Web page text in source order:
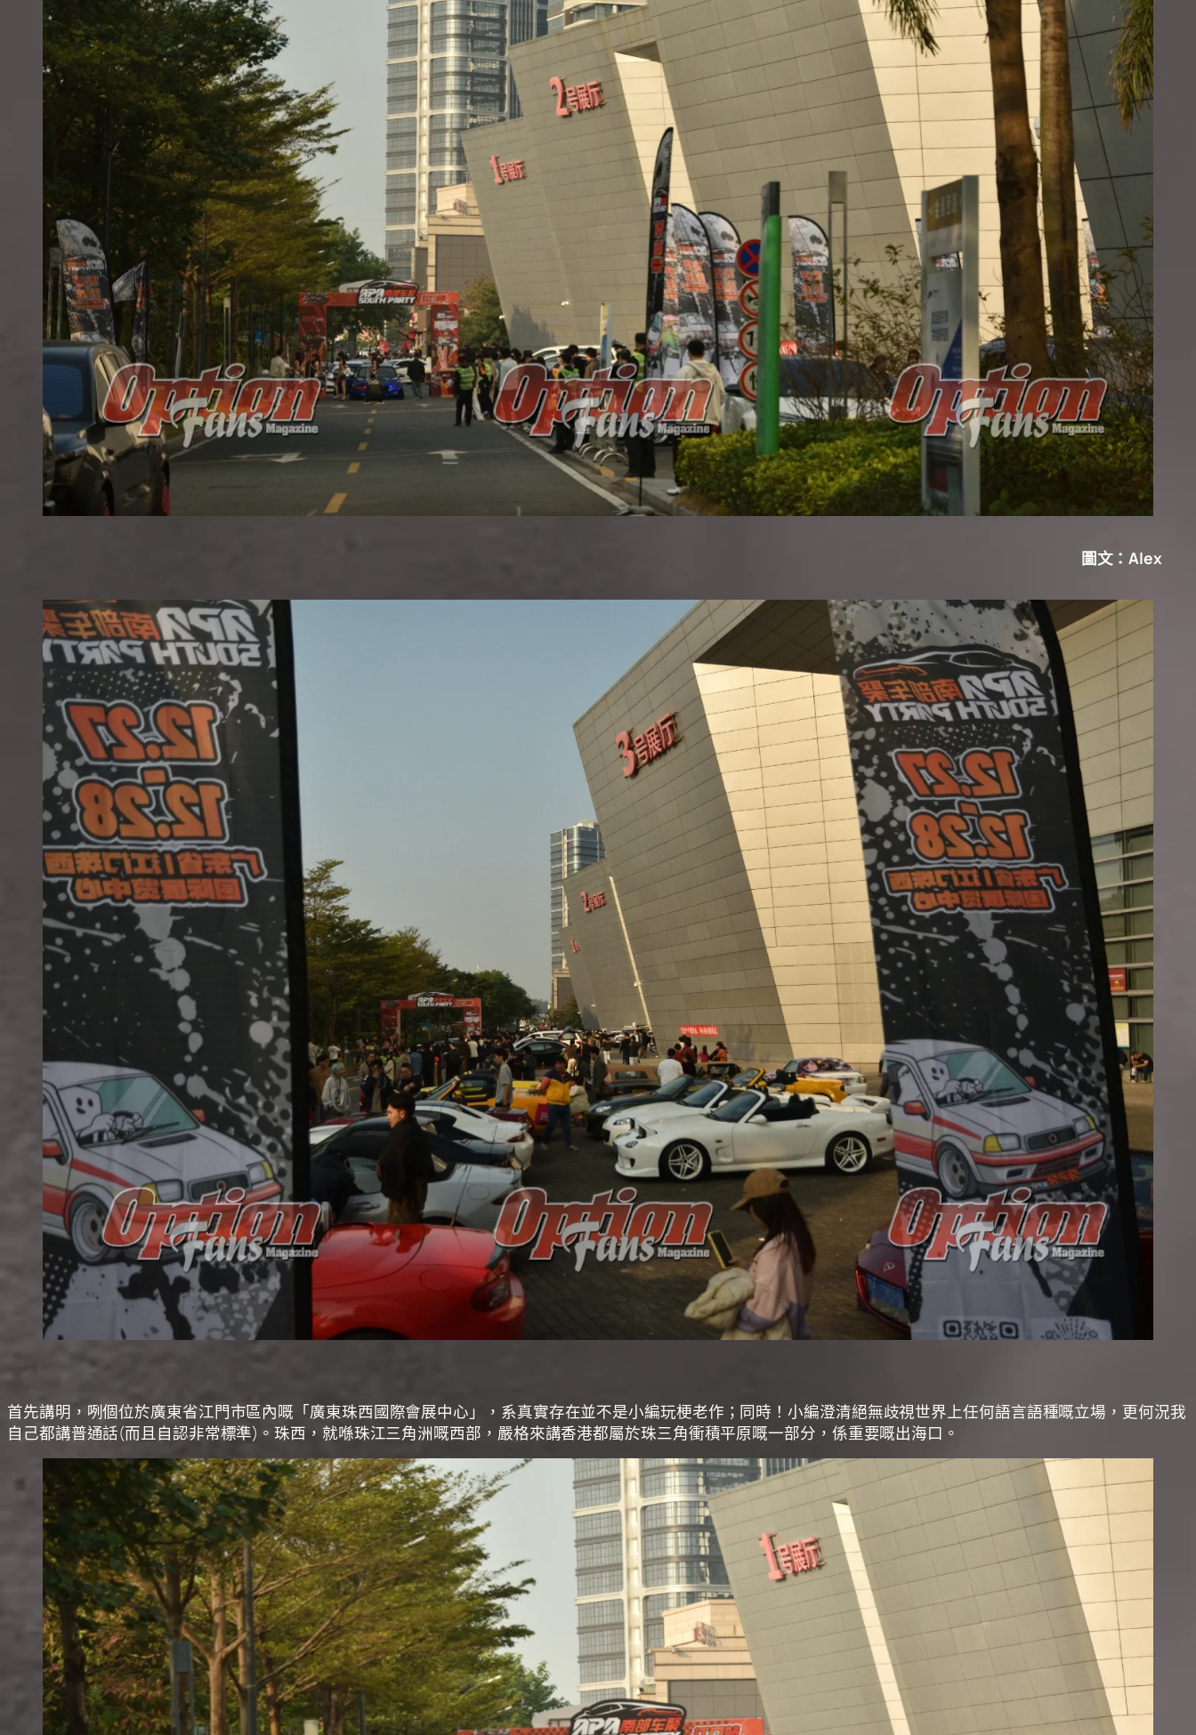
圖文：Alex
首先講明，咧個位於廣東省江門市區內嘅「廣東珠西國際會展中心」，系真實存在並不是小編玩梗老作；同時！小編澄清絕無歧視世界上任何語言語種嘅立場，更何況我
自己都講普通話(而且自認非常標準)。珠西，就喺珠江三角洲嘅西部，嚴格來講香港都屬於珠三角衝積平原嘅一部分，係重要嘅出海口。